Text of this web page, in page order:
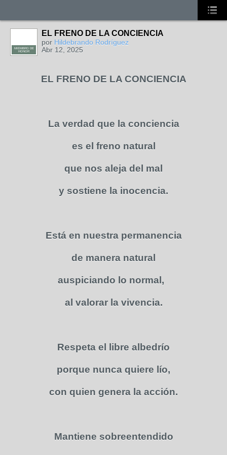
MIEMBRO DE
HONOR
EL FRENO DE LA CONCIENCIA
por Hildebrando Rodríguez
Abr 12, 2025
EL FRENO DE LA CONCIENCIA
La verdad que la conciencia
es el freno natural
que nos aleja del mal
y sostiene la inocencia.
Está en nuestra permanencia
de manera natural
auspiciando lo normal,
al valorar la vivencia.
Respeta el libre albedrío
porque nunca quiere lío,
con quien genera la acción.
Mantiene sobreentendido